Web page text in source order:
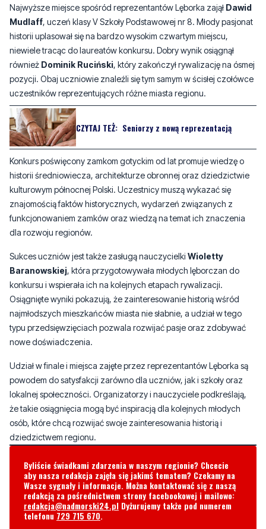
Najwyższe miejsce spośród reprezentantów Lęborka zajął Dawid
Mudlaff, uczeń klasy V Szkoły Podstawowej nr 8. Młody pasjonat
historii uplasował się na bardzo wysokim czwartym miejscu,
niewiele tracąc do laureatów konkursu. Dobry wynik osiągnął
również Dominik Ruciński, który zakończył rywalizację na ósmej
pozycji. Obaj uczniowie znaleźli się tym samym w ścisłej czołówce
uczestników reprezentujących różne miasta regionu.
CZYTAJ TEŻ: Seniorzy z nową reprezentacją
Konkurs poświęcony zamkom gotyckim od lat promuje wiedzę o
historii średniowiecza, architekturze obronnej oraz dziedzictwie
kulturowym północnej Polski. Uczestnicy muszą wykazać się
znajomością faktów historycznych, wydarzeń związanych z
funkcjonowaniem zamków oraz wiedzą na temat ich znaczenia
dla rozwoju regionów.
Sukces uczniów jest także zasługą nauczycielki Wioletty
Baranowskiej, która przygotowywała młodych lęborczan do
konkursu i wspierała ich na kolejnych etapach rywalizacji.
Osiągnięte wyniki pokazują, że zainteresowanie historią wśród
najmłodszych mieszkańców miasta nie słabnie, a udział w tego
typu przedsięwzięciach pozwala rozwijać pasje oraz zdobywać
nowe doświadczenia.
Udział w finale i miejsca zajęte przez reprezentantów Lęborka są
powodem do satysfakcji zarówno dla uczniów, jak i szkoły oraz
lokalnej społeczności. Organizatorzy i nauczyciele podkreślają,
że takie osiągnięcia mogą być inspiracją dla kolejnych młodych
osób, które chcą rozwijać swoje zainteresowania historią i
dziedzictwem regionu.
Byliście świadkami zdarzenia w naszym regionie? Chcecie
aby nasza redakcja zajęła się jakimś tematem? Czekamy na
Wasze sygnały i informacje. Można kontaktować się z naszą
redakcją za pośrednictwem strony facebookowej i mailowo:
redakcja@nadmorski24.pl Dyżurujemy także pod numerem
telefonu 729 715 670.